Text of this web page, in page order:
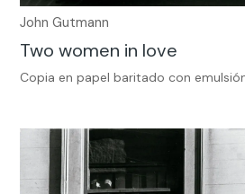
John Gutmann
Two women in love
Copia en papel baritado con